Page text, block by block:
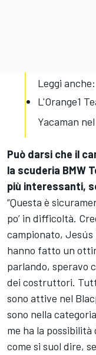
Leggi anche:
L'Orange1
Yacaman
Può darsi che il
la scuderia BMW
più interessanti,
“Questa è
po’ in difficoltà.
campionato,
hanno fatto un
parlando, speravo
dei costruttori.
sono attive nel
sono nella
me ha la
come si suol dire,